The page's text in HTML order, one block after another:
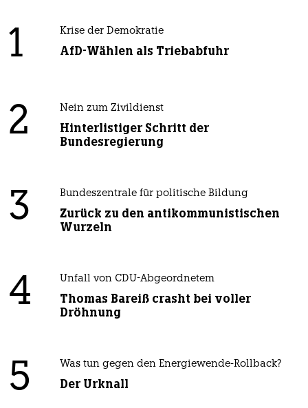
1 Krise der Demokratie
AfD-Wählen als Triebabfuhr
2 Nein zum Zivildienst
Hinterlistiger Schritt der
Bundesregierung
3 Bundeszentrale für politische Bildung
Zurück zu den antikommunistischen
Wurzeln
4 Unfall von CDU-Abgeordnetem
Thomas Bareiß crasht bei voller
Dröhnung
5 Was tun gegen den Energiewende-Rollback?
Der Urknall